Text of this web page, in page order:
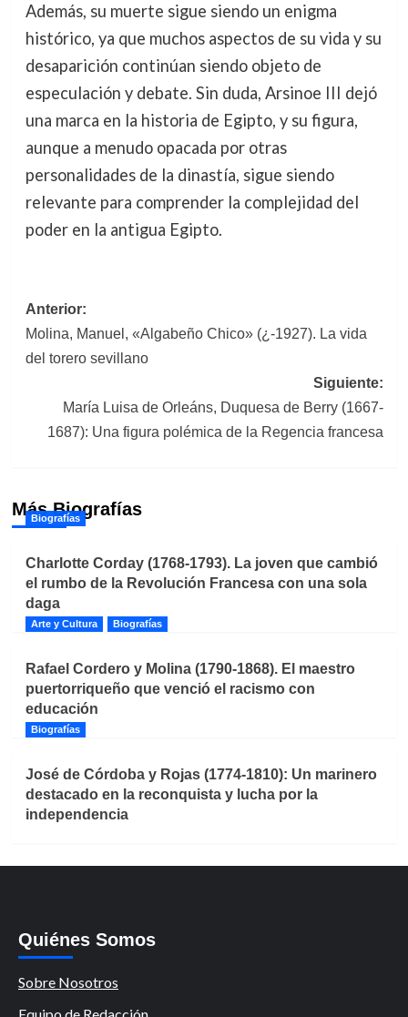
Además, su muerte sigue siendo un enigma
histórico, ya que muchos aspectos de su vida y su
desaparición continúan siendo objeto de
especulación y debate. Sin duda, Arsinoe III dejó
una marca en la historia de Egipto, y su figura,
aunque a menudo opacada por otras
personalidades de la dinastía, sigue siendo
relevante para comprender la complejidad del
poder en la antigua Egipto.
Navegación
de
Anterior:
Molina, Manuel, «Algabeño Chico» (¿-1927). La vida
del torero sevillano
Siguiente:
María Luisa de Orleáns, Duquesa de Berry (1667-
1687): Una figura polémica de la Regencia francesa
Más Biografías
Biografías
Charlotte Corday (1768-1793). La joven que cambió
el rumbo de la Revolución Francesa con una sola
daga
Arte y Cultura Biografías
Rafael Cordero y Molina (1790-1868). El maestro
puertorriqueño que venció el racismo con
educación
Biografías
José de Córdoba y Rojas (1774-1810): Un marinero
destacado en la reconquista y lucha por la
independencia
Quiénes Somos
Sobre Nosotros
Equipo de Redacción